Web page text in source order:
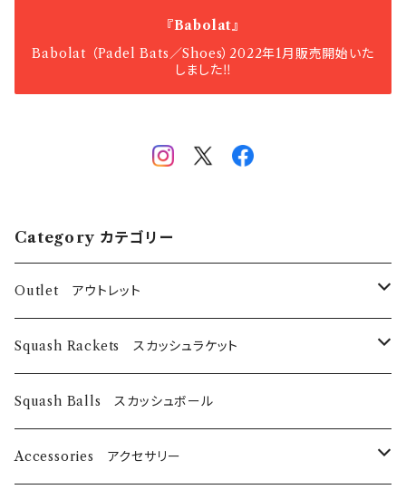
『Babolat』
Babolat （Padel Bats／Shoes）2022年1月販売開始いた
しました‼️
Category カテゴリー
Outlet アウトレット
スカッシュラケット
EyeRackets
DUNLOP
パデルバット
レディースウェア
Squash Rackets スカッシュラケット
EyeRackets
Harrow
Squash Balls スカッシュボール
Accessories アクセサリー